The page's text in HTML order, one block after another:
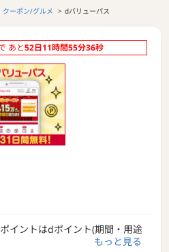
クーポン/グルメ dバリューパス
あと52日11時間55分36秒
イントはdポイント(期間・用途
もっと見る